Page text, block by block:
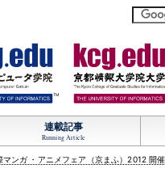
TM
連載記事
Running Article
マンガ ・ アニメフェア（京まふ）2012 開催